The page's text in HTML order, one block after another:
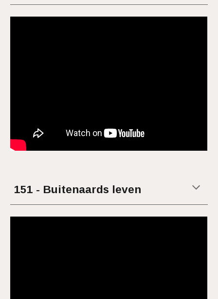
151 - Buitenaards leven